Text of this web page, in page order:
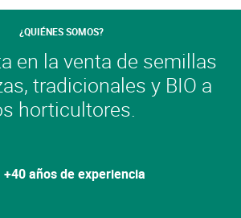
¿QUIÉNES SOMOS?
en la venta de semillas
tradicionales y BIO a
horticultores.
+40 años de experiencia